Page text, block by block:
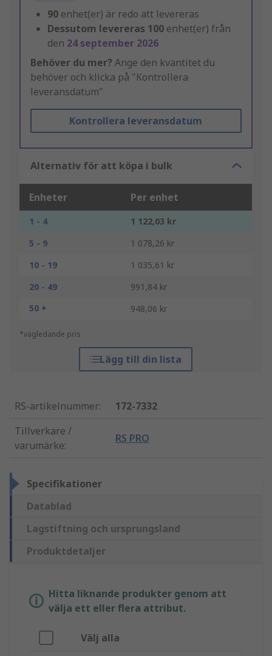
90 enhet(er) är redo att levereras
Dessutom levereras 100 enhet(er) från
den 24 september 2026
Behöver du mer? Ange den kvantitet du
behöver och klicka på "Kontrollera
leveransdatum"
Kontrollera leveransdatum
Alternativ för att köpa i bulk
Enheter Per enhet
1 - 4
1 122,03 kr
5 - 9
1 078,26 kr
10 - 19
1 035,61 kr
20 - 49
991,84 kr
50 +
948,06 kr
*vägledande pris
Lägg till din lista
RS-artikelnummer:
172-7332
Tillverkare /
varumärke:
RS PRO
Specifikationer
Datablad
Lagstiftning och ursprungsland
Produktdetaljer
Hitta liknande produkter genom att
välja ett eller flera attribut.
Välj alla